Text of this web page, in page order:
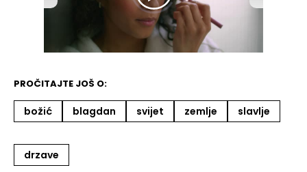
00:00
PROČITAJTE JOŠ O:
božić blagdan svijet zemlje slavlje
drzave